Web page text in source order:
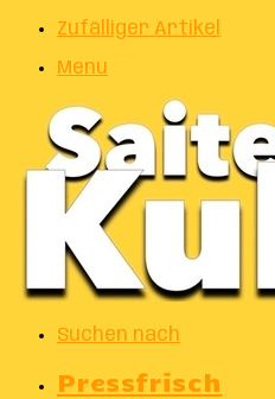
Zufälliger Artikel
Menu
Suchen nach
Pressfrisch